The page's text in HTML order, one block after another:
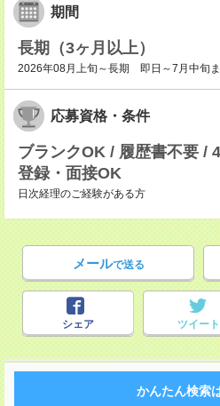
期間
長期（3ヶ月以上）
2026年08月上旬～長期 即日～7月中旬
応募資格・条件
ブランクOK / 履歴書不要 /
登録・面接OK
日次経理のご経験がある方
メールで送る
シェア ツイート
かんたん検索